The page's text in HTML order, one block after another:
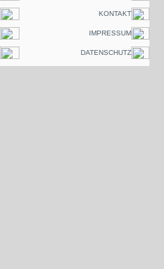
KONTAKT
IMPRESSUM
DATENSCHUTZ